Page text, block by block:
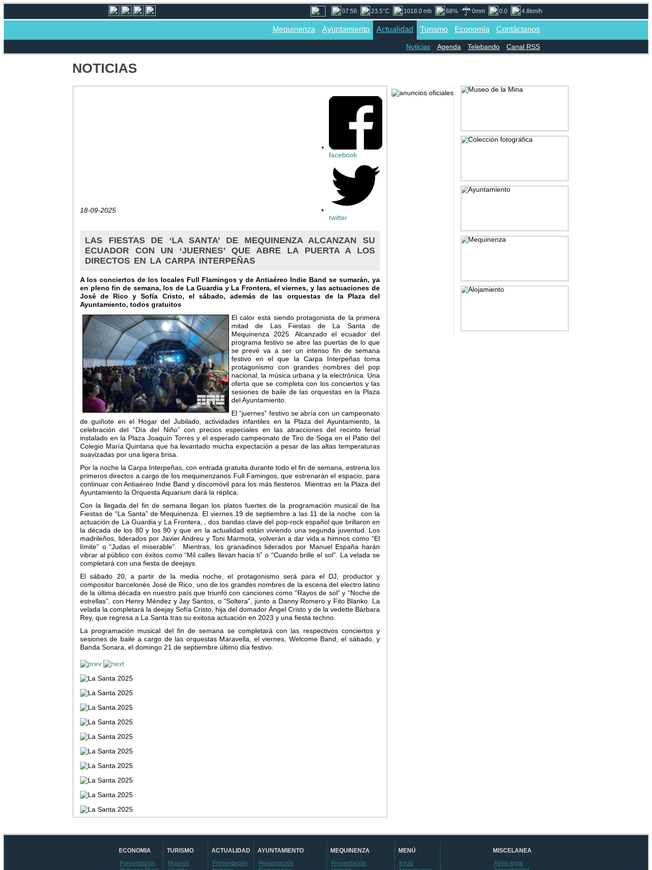
07:56 23.5°C 1018.0 mb 68% 0mm 0.0 4.8km/h
Mequinenza Ayuntamiento Actualidad Turismo Economía Contáctanos
Noticias Agenda Telebando Canal RSS
NOTICIAS
18-09-2025
facebook
twitter
LAS FIESTAS DE ‘LA SANTA’ DE MEQUINENZA ALCANZAN SU
ECUADOR CON UN ‘JUERNES’ QUE ABRE LA PUERTA A LOS
DIRECTOS EN LA CARPA INTERPEÑAS
A los conciertos de los locales Full Flamingos y de Antiaéreo Indie Band se sumarán, ya
en pleno fin de semana, los de La Guardia y La Frontera, el viernes, y las actuaciones de
José de Rico y Sofía Cristo, el sábado, además de las orquestas de la Plaza del
Ayuntamiento, todos gratuitos
El calor está siendo protagonista de la primera
mitad de Las Fiestas de La Santa de
Mequinenza 2025. Alcanzado el ecuador del
programa festivo se abre las puertas de lo que
se prevé va a ser un intenso fin de semana
festivo en el que la Carpa Interpeñas toma
protagonismo con grandes nombres del pop
nacional, la música urbana y la electrónica. Una
oferta que se completa con los conciertos y las
sesiones de baile de las orquestas en la Plaza
del Ayuntamiento.
El “juernes” festivo se abría con un campeonato
de guiñote en el Hogar del Jubilado, actividades infantiles en la Plaza del Ayuntamiento, la
celebración del “Día del Niño” con precios especiales en las atracciones del recinto ferial
instalado en la Plaza Joaquín Torres y el esperado campeonato de Tiro de Soga en el Patio del
Colegio María Quintana que ha levantado mucha expectación a pesar de las altas temperaturas
suavizadas por una ligera brisa.
Por la noche la Carpa Interpeñas, con entrada gratuita durante todo el fin de semana, estrena los
primeros directos a cargo de los mequinenzanos Full Famingos, que estrenarán el espacio, para
continuar con Antiaéreo Indie Band y discomóvil para los más fiesteros. Mientras en la Plaza del
Ayuntamiento la Orquesta Aquarium dará la réplica.
Con la llegada del fin de semana llegan los platos fuertes de la programación musical de lsa
Fiestas de “La Santa” de Mequinenza. El viernes 19 de septiembre a las 11 de la noche con la
actuación de La Guardia y La Frontera, , dos bandas clave del pop-rock español que brillaron en
la década de los 80 y los 90 y que en la actualidad están viviendo una segunda juventud. Los
madrileños, liderados por Javier Andreu y Toni Marmota, volverán a dar vida a himnos como “El
límite” o “Judas el miserable”. Mientras, los granadinos liderados por Manuel España harán
vibrar al público con éxitos como “Mil calles llevan hacia ti” o “Cuando brille el sol”. La velada se
completará con una fiesta de deejays.
El sábado 20, a partir de la media noche, el protagonismo será para el DJ, productor y
compositor barcelonés José de Rico, uno de los grandes nombres de la escena del electro latino
de la última década en nuestro país que triunfó con canciones como “Rayos de sol” y “Noche de
estrellas”, con Henry Méndez y Jay Santos, o “Soltera”, junto a Danny Romero y Fito Blanko. La
velada la completará la deejay Sofía Cristo, hija del domador Ángel Cristo y de la vedette Bárbara
Rey, que regresa a La Santa tras su exitosa actuación en 2023 y una fiesta techno.
La programación musical del fin de semana se completará con las respectivos conciertos y
sesiones de baile a cargo de las orquestas Maravella, el viernes, Welcome Band, el sábado, y
Banda Sonara, el domingo 21 de septiembre último día festivo.
MENÚ
Inicio
MEQUINENZA
Presentación
AYUNTAMIENTO
Presentación
ACTUALIDAD
Presentación
TURISMO
Museos
ECONOMIA
Presentación
MISCELANEA
Aviso legal